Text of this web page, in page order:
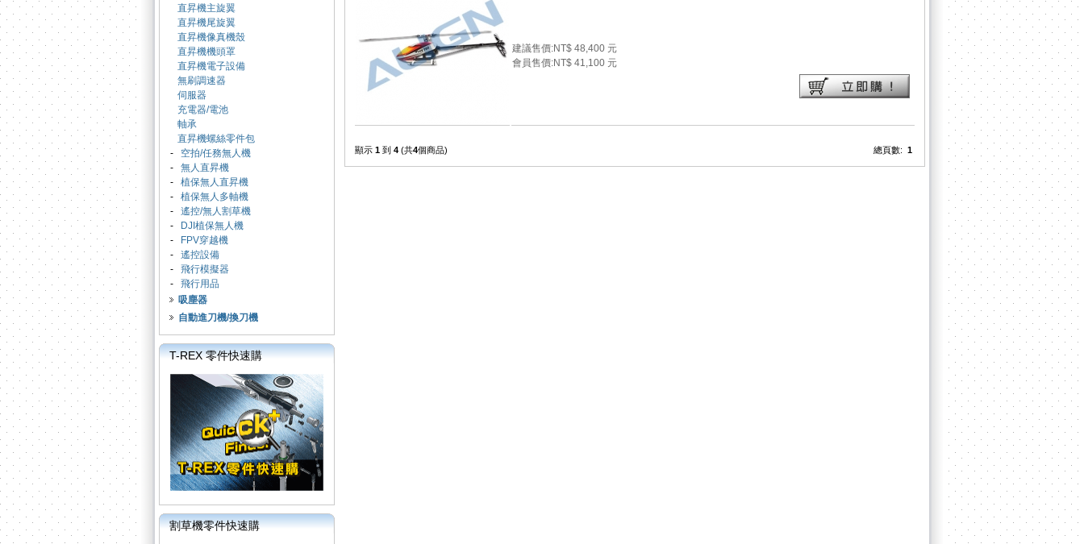
直昇機主旋翼
直昇機尾旋翼
直昇機像真機殼
直昇機機頭罩
直昇機電子設備
無刷調速器
伺服器
充電器/電池
軸承
直昇機螺絲零件包
- 空拍/任務無人機
- 無人直昇機
- 植保無人直昇機
- 植保無人多軸機
- 遙控/無人割草機
-
DJI植保無人機
-
FPV穿越機
- 遙控設備
- 飛行模擬器
- 飛行用品
吸塵器
自動進刀機/換刀機
T-REX 零件快速購
割草機零件快速購
建議售價:NT$ 48,400 元
會員售價:NT$ 41,100 元
顯示 1 到 4 (共4個商品) 總頁數: 1